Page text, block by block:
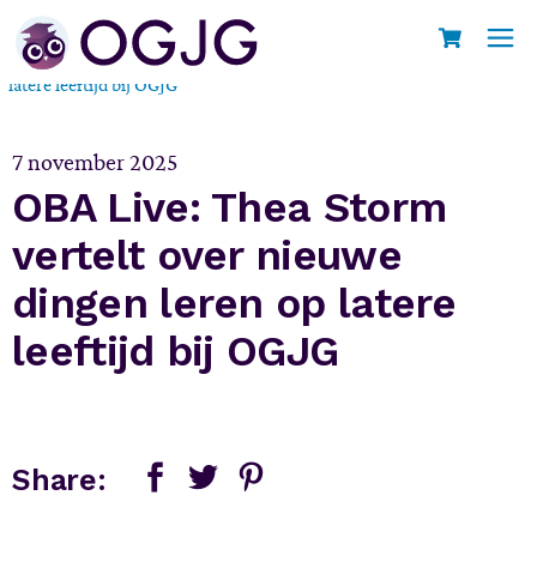
the
content
Home
OBA Live: Thea Storm vertelt over nieuwe dingen leren op
latere leeftijd bij OGJG
7 november 2025
OBA Live: Thea Storm
vertelt over nieuwe
dingen leren op latere
leeftijd bij OGJG
Share: